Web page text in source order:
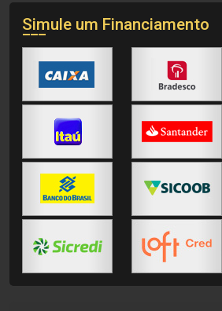
Simule um Financiamento